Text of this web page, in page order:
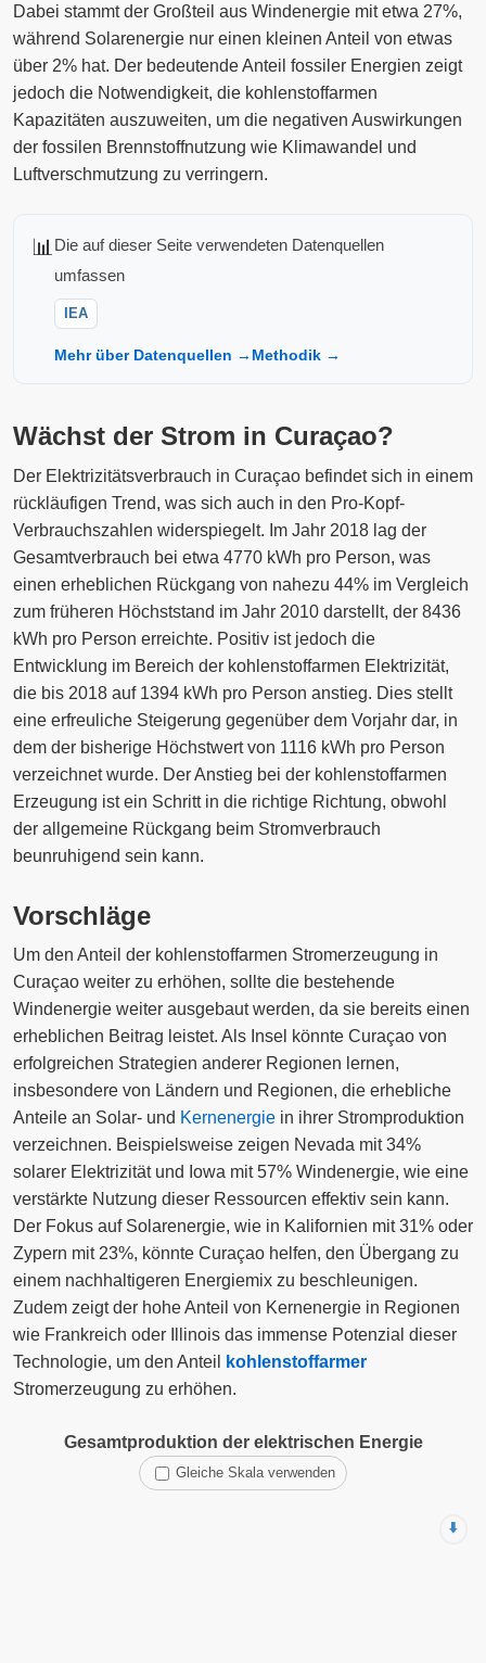
Dabei stammt der Großteil aus Windenergie mit etwa 27%,
während Solarenergie nur einen kleinen Anteil von etwas
über 2% hat. Der bedeutende Anteil fossiler Energien zeigt
jedoch die Notwendigkeit, die kohlenstoffarmen
Kapazitäten auszuweiten, um die negativen Auswirkungen
der fossilen Brennstoffnutzung wie Klimawandel und
Luftverschmutzung zu verringern.
📊 Die auf dieser Seite verwendeten Datenquellen
umfassen
IEA
Mehr über Datenquellen → Methodik →
Wächst der Strom in Curaçao?
Der Elektrizitätsverbrauch in Curaçao befindet sich in einem
rückläufigen Trend, was sich auch in den Pro-Kopf-
Verbrauchszahlen widerspiegelt. Im Jahr 2018 lag der
Gesamtverbrauch bei etwa 4770 kWh pro Person, was
einen erheblichen Rückgang von nahezu 44% im Vergleich
zum früheren Höchststand im Jahr 2010 darstellt, der 8436
kWh pro Person erreichte. Positiv ist jedoch die
Entwicklung im Bereich der kohlenstoffarmen Elektrizität,
die bis 2018 auf 1394 kWh pro Person anstieg. Dies stellt
eine erfreuliche Steigerung gegenüber dem Vorjahr dar, in
dem der bisherige Höchstwert von 1116 kWh pro Person
verzeichnet wurde. Der Anstieg bei der kohlenstoffarmen
Erzeugung ist ein Schritt in die richtige Richtung, obwohl
der allgemeine Rückgang beim Stromverbrauch
beunruhigend sein kann.
Vorschläge
Um den Anteil der kohlenstoffarmen Stromerzeugung in
Curaçao weiter zu erhöhen, sollte die bestehende
Windenergie weiter ausgebaut werden, da sie bereits einen
erheblichen Beitrag leistet. Als Insel könnte Curaçao von
erfolgreichen Strategien anderer Regionen lernen,
insbesondere von Ländern und Regionen, die erhebliche
Anteile an Solar- und Kernenergie in ihrer Stromproduktion
verzeichnen. Beispielsweise zeigen Nevada mit 34%
solarer Elektrizität und Iowa mit 57% Windenergie, wie eine
verstärkte Nutzung dieser Ressourcen effektiv sein kann.
Der Fokus auf Solarenergie, wie in Kalifornien mit 31% oder
Zypern mit 23%, könnte Curaçao helfen, den Übergang zu
einem nachhaltigeren Energiemix zu beschleunigen.
Zudem zeigt der hohe Anteil von Kernenergie in Regionen
wie Frankreich oder Illinois das immense Potenzial dieser
Technologie, um den Anteil
kohlenstoffarmer
Stromerzeugung zu erhöhen.
Gesamtproduktion der elektrischen Energie
Gleiche Skala verwenden
⬇️